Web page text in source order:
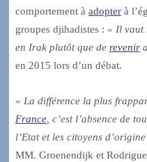
comportement à adopterà
groupes djihadistes : « Il vaut
en Irak plutôt que de revenir
en 2015 lors d’un débat.
« La différence la plus
France, c’est l’absence de
l’Etat et les citoyens
MM. Groenendijk et